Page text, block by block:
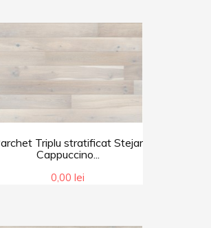
Triplu stratificat Stejar
Cappuccino...
0,00 lei